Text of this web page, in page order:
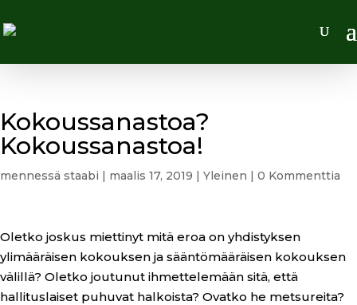
Kokoussanastoa?
Kokoussanastoa!
mennessä staabi | maalis 17, 2019 | Yleinen | 0 Kommenttia
Oletko joskus miettinyt mitä eroa on yhdistyksen
ylimääräisen kokouksen ja sääntömääräisen kokouksen
välillä? Oletko joutunut ihmettelemään sitä, että
hallituslaiset puhuvat halkoista? Ovatko he metsureita?